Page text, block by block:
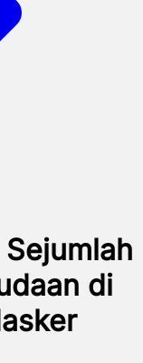
di